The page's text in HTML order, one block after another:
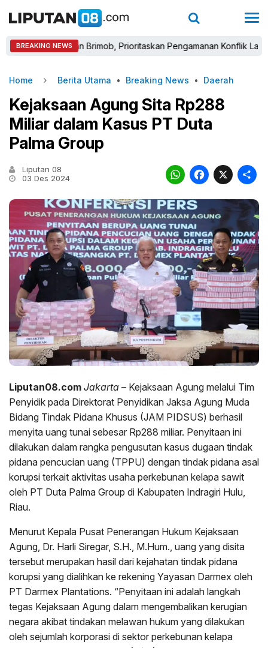
BREAKING NEWS
dan Brimob, Prioritaskan Pengamanan Konflik Lahan
Home Berita Utama • Breaking News • Daerah
Kejaksaan Agung Sita Rp288
Miliar dalam Kasus PT Duta
Palma Group
Liputan 08
03 Des 2024
X
Liputan08.com Jakarta – Kejaksaan Agung melalui Tim
Penyidik pada Direktorat Penyidikan Jaksa Agung Muda
Bidang Tindak Pidana Khusus (JAM PIDSUS) berhasil
menyita uang tunai sebesar Rp288 miliar. Penyitaan ini
dilakukan dalam rangka pengusutan kasus dugaan tindak
pidana pencucian uang (TPPU) dengan tindak pidana asal
korupsi terkait aktivitas usaha perkebunan kelapa sawit
oleh PT Duta Palma Group di Kabupaten Indragiri Hulu,
Riau.
Menurut Kepala Pusat Penerangan Hukum Kejaksaan
Agung, Dr. Harli Siregar, S.H., M.Hum., uang yang disita
tersebut merupakan hasil dari kejahatan tindak pidana
korupsi yang dialihkan ke rekening Yayasan Darmex oleh
PT Darmex Plantations. “Penyitaan ini adalah langkah
tegas Kejaksaan Agung dalam mengembalikan kerugian
negara akibat tindakan melawan hukum yang dilakukan
oleh sejumlah korporasi di sektor perkebunan kelapa